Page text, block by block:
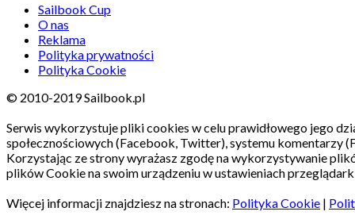
Sailbook Cup
O nas
Reklama
Polityka prywatności
Polityka Cookie
© 2010-2019 Sailbook.pl
Serwis wykorzystuje pliki cookies w celu prawidłowego jego
społecznościowych (Facebook, Twitter), systemu komentarzy
Korzystając ze strony wyrażasz zgodę na wykorzystywanie
plików Cookie na swoim urządzeniu w ustawieniach
Więcej informacji znajdziesz na stronach: Polityka Cookie |